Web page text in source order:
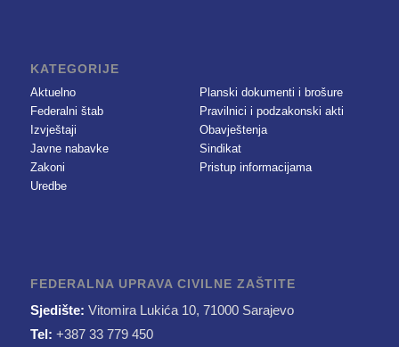
KATEGORIJE
Aktuelno
Federalni štab
Izvještaji
Javne nabavke
Zakoni
Uredbe
Planski dokumenti i brošure
Pravilnici i podzakonski akti
Obavještenja
Sindikat
Pristup informacijama
FEDERALNA UPRAVA CIVILNE ZAŠTITE
Sjedište: Vitomira Lukića 10, 71000 Sarajevo
Tel: +387 33 779 450